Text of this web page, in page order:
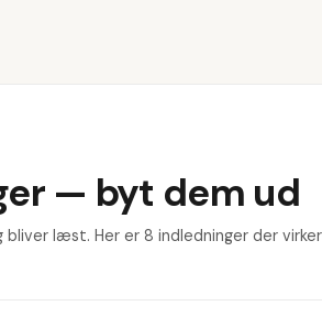
— byt dem ud
læst. Her er 8 indledninger der virker